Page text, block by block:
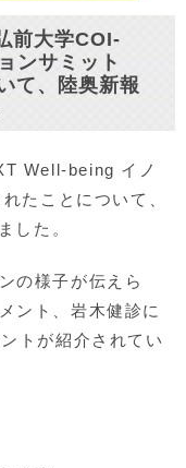
前大学COI-
ンサミット
て、陸奥新報
Well-being イノ
たことについて、
した。
の様子が伝えら
ント、岩木健診に
トが紹介されてい